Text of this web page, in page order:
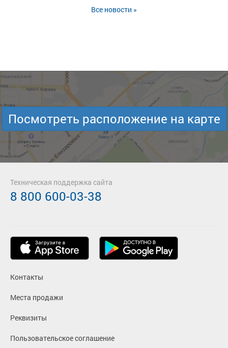
Все новости »
Посмотреть расположение на карте
Контакты
Места продажи
Реквизиты
Пользовательское соглашение
Техническая поддержка сайта
8 800 600-03-38